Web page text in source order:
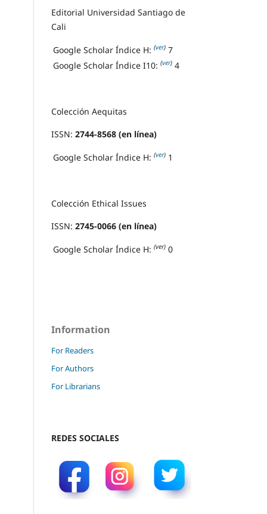
Editorial Universidad Santiago de
Cali
Google Scholar Índice H: (ver) 7
Google Scholar Índice I10: (ver) 4
Colección Aequitas
ISSN: 2744-8568 (en línea)
Google Scholar Índice H: (ver) 1
Colección Ethical Issues
ISSN: 2745-0066 (en línea)
Google Scholar Índice H: (ver) 0
Information
For Readers
For Authors
For Librarians
REDES SOCIALES